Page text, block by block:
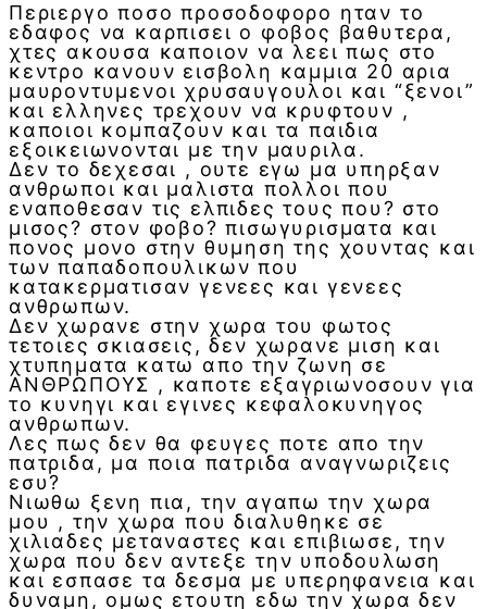
Περιεργο ποσο προσοδοφορο ηταν τo
εδαφος να καρπισει ο φοβος βαθυτερα,
χτες ακουσα καποιον να λεει πως στο
κεντρο κανουν εισβολη καμμια 20 αρια
μαυροντυμενοι χρυσαυγουλοι και “ξενοι”
και ελληνες τρεχουν να κρυφτουν ,
καποιοι κομπαζουν και τα παιδια
εξοικειωνονται με την μαυριλα.
Δεν το δεχεσαι , ουτε εγω μα υπηρξαν
ανθρωποι και μαλιστα πολλοι που
εναποθεσαν τις ελπιδες τους που? στο
μισος? στον φοβο? πισωγυρισματα και
πονος μονο στην θυμηση της χουντας και
των παπαδοπουλικων που
κατακερματισαν γενεες και γενεες
ανθρωπων.
Δεν χωρανε στην χωρα του φωτος
τετοιες σκιασεις, δεν χωρανε μιση και
χτυπηματα κατω απο την ζωνη σε
ΑΝΘΡΩΠΟΥΣ , καποτε εξαγριωνοσουν για
το κυνηγι και εγινες κεφαλοκυνηγος
ανθρωπων.
Λες πως δεν θα φευγες ποτε απο την
πατριδα, μα ποια πατριδα αναγνωριζεις
εσυ?
Νιωθω ξενη πια, την αγαπω την χωρα
μου , την χωρα που διαλυθηκε σε
χιλιαδες μεταναστες και επιβιωσε, την
χωρα που δεν αντεξε την υποδουλωση
και εσπασε τα δεσμα με υπερηφανεια και
δυναμη, ομως ετουτη εδω την χωρα δεν